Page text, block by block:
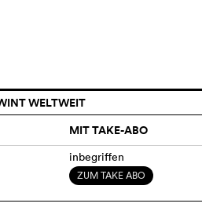
WELTWEIT
MIT TAKE-ABO
inbegriffen
ZUM TAKE ABO